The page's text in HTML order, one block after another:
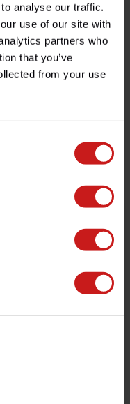
analyse our traffic.
use of our site with
partners who
that you’ve
from your use
ce produit ?
? N'hésitez pas à